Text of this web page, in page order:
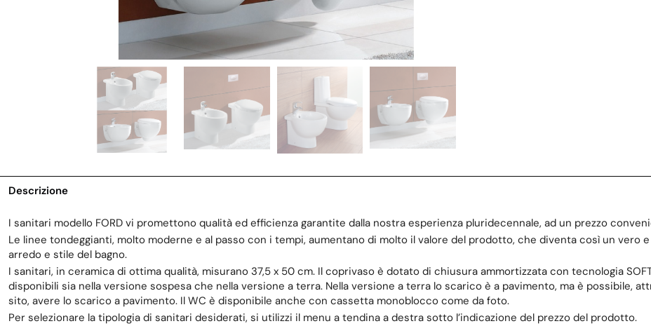
Descrizione
I sanitari modello FORD vi promettono qualità ed efficienza garantite dalla nostra esperienza pluridecennale, ad un prezzo
Le linee tondeggianti, molto moderne e al passo con i tempi, aumentano di molto il valore del prodotto, che diventa così un vero
arredo e stile del bagno.
I sanitari, in ceramica di ottima qualità, misurano 37,5 x 50 cm. Il coprivaso è dotato di chiusura ammortizzata con tecnologia
disponibili sia nella versione sospesa che nella versione a terra. Nella versione a terra lo scarico è a pavimento, ma è possibile,
sito, avere lo scarico a pavimento. Il WC è disponibile anche con cassetta monoblocco come da foto.
Per selezionare la tipologia di sanitari desiderati, si utilizzi il menu a tendina a destra sotto l’indicazione del prezzo del prodotto.